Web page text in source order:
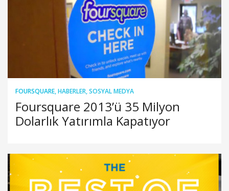
FOURSQUARE,HABERLER,SOSYAL MEDYA
Foursquare 2013’ü 35 Milyon
Dolarlık Yatırımla Kapatıyor